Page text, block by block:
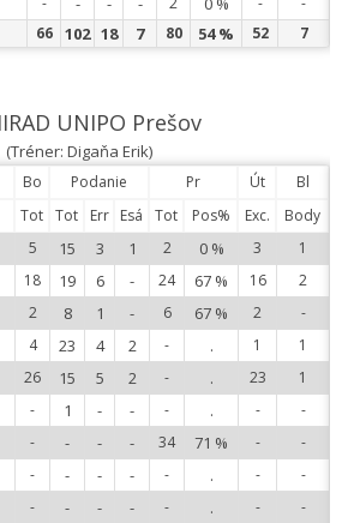
66 102 18 7 80 54 % 52 7
UNIPO Prešov
(Tréner: Digaňa Erik)
Bo Podanie Pr Út
Bl
Tot Tot Err Esá Tot Pos% Exc. Body
5 15 3 1 2 0 % 3 1
18 19 6 - 24 67 % 16 2
2 8 1 - 6 67 % 2 -
4 23 4 2 - . 1 1
26 15 5 2 - . 23 1
- 1 - - - . - -
- - - - 34 71 % - -
- - - - - . - -
- - - - - . - -